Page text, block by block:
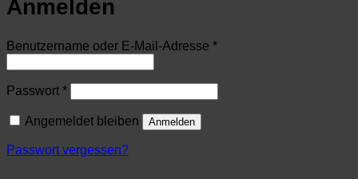
Anmelden
Benutzername oder E-Mail-Adresse *Erforderlich
Passwort *Erforderlich
Angemeldet bleiben Anmelden
Passwort vergessen?